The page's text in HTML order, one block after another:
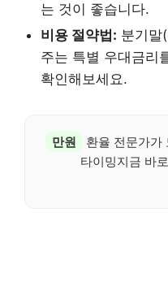
는 것이 좋습니다.
비용 절약법: 분기말
주는 특별 우대금리
확인해보세요.
만원
환율 전문가가
타이밍지금 바